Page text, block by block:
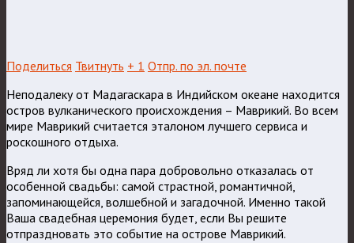
Поделиться Твитнуть + 1 Отпр. по эл. почте
Неподалеку от Мадагаскара в Индийском океане находится
остров вулканического происхождения – Маврикий. Во всем
мире Маврикий считается эталоном лучшего сервиса и
роскошного отдыха.
Вряд ли хотя бы одна пара добровольно отказалась от
особенной свадьбы: самой страстной, романтичной,
запоминающейся, волшебной и загадочной. Именно такой
Ваша свадебная церемония будет, если Вы решите
отпраздновать это событие на острове Маврикий.